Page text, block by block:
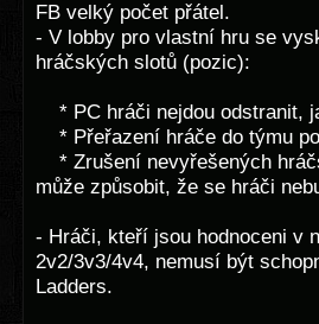
FB velký počet přátel.
- V lobby pro vlastní hru se
hráčských slotů (pozic):
* PC hráči nejdou odstranit,
* Přeřazení hráče do týmu
* Zrušení nevyřešených
může způsobit, že se hráči
- Hráči, kteří jsou hodnoceni v
2v2/3v3/4v4, nemusí být
Ladders.